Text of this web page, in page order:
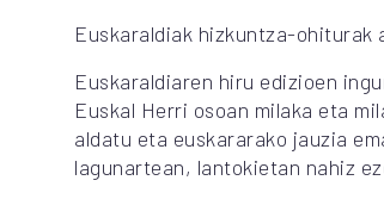
Euskaraldiak hizkuntza-ohiturak
Euskaraldiaren hiru edizioen
Euskal Herri osoan milaka eta
aldatu eta euskararako jauzia
lagunartean, lantokietan nahiz